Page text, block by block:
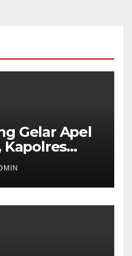
Gelar Apel
Kapolres
dan
Musim